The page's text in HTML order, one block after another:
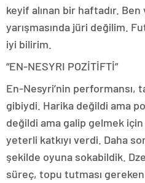
keyif alınan bir haftadır.
yarışmasında jüri değilim.
iyi bilirim.
“EN-NESYRI POZİTİFTİ”
En-Nesyri’nin performansı,
gibiydi. Harika değildi ama
değildi ama galip gelmek
yeterli katkıyı verdi. Daha
şekilde oyuna sokabildik.
süreç, topu tutması